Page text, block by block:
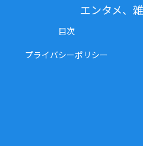
エンタメ、
目次
プライバシーポリシー